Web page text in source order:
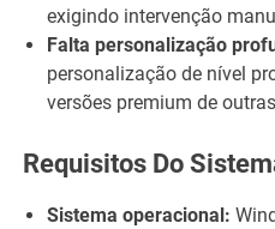
exigindo intervenção
Falta personalização
personalização de nível
versões premium de
Requisitos Do
Sistema operacional: